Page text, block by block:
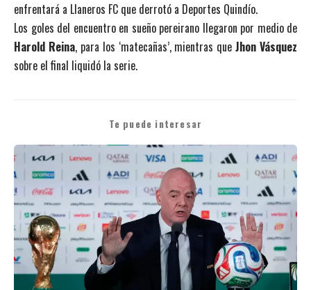
enfrentará a Llaneros FC que derrotó a Deportes Quindío.
Los goles del encuentro en sueño pereirano llegaron por medio de
Harold Reina, para los ‘matecañas’, mientras queJhon Vásquez
sobre el final liquidó la serie.
Te puede interesar